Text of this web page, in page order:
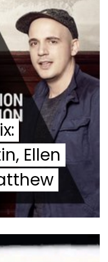
Ellen